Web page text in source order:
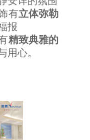
有立体弥勒
报
精致典雅的
用心。